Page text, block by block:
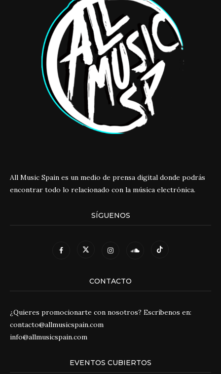
All Music Spain es un medio de prensa digital donde podrás
encontrar todo lo relacionado con la música electrónica.
SÍGUENOS
CONTACTO
¿Quieres promocionarte con nosotros? Escríbenos en:
contacto@allmusicspain.com
info@allmusicspain.com
EVENTOS CUBIERTOS